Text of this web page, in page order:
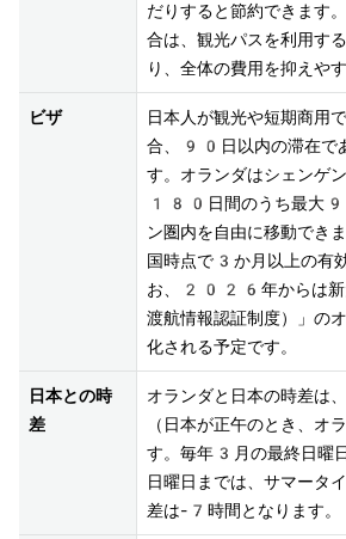
だりすると節約できます
合は、観光パスを利用す
り、全体の費用を抑えや
ビザ
日本人が観光や短期商用
合、90日以内の滞在で
す。オランダはシェンゲ
180日間のうち最大
ン圏内を自由に移動でき
国時点で3か月以上の有
お、2026年からは新
渡航情報認証制度）」の
化される予定です。
日本との時
差
オランダと日本の時差は
（日本が正午のとき、
す。毎年3月の最終日
日曜日までは、サマータ
差は-7時間となります。